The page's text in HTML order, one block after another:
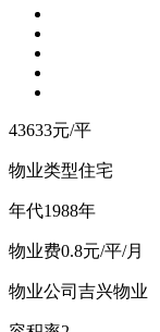
43633元/平
物业类型住宅
年代1988年